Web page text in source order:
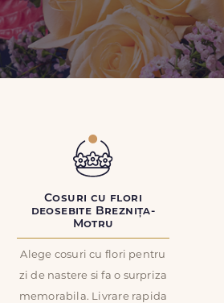
Cosuri cu flori
deosebite Breznița-
Motru
Alege cosuri cu flori pentru
zi de nastere si fa o surpriza
memorabila. Livrare rapida